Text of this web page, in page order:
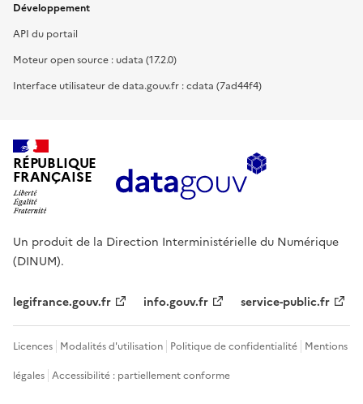
Développement
API du portail
Moteur open source : udata (17.2.0)
Interface utilisateur de data.gouv.fr : cdata (7ad44f4)
RÉPUBLIQUE
FRANÇAISE
Un produit de la Direction Interministérielle du Numérique
(DINUM).
legifrance.gouv.fr info.gouv.fr service-public.fr
Licences Modalités d'utilisation Politique de confidentialité Mentions
légales Accessibilité : partiellement conforme